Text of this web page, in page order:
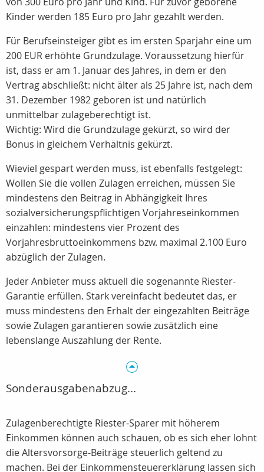
Kinder werden 185 Euro pro Jahr gezahlt werden.
Für Berufseinsteiger gibt es im ersten Sparjahr eine um
200 EUR erhöhte Grundzulage. Voraussetzung hierfür
ist, dass er am 1. Januar des Jahres, in dem er den
Vertrag abschließt: nicht älter als 25 Jahre ist, nach dem
31. Dezember 1982 geboren ist und natürlich
unmittelbar zulageberechtigt ist.
Wichtig: Wird die Grundzulage gekürzt, so wird der
Bonus in gleichem Verhältnis gekürzt.
Wieviel gespart werden muss, ist ebenfalls festgelegt:
Wollen Sie die vollen Zulagen erreichen, müssen Sie
mindestens den Beitrag in Abhängigkeit Ihres
sozialversicherungspflichtigen Vorjahreseinkommen
einzahlen: mindestens vier Prozent des
Vorjahresbruttoeinkommens bzw. maximal 2.100 Euro
abzüglich der Zulagen.
Jeder Anbieter muss aktuell die sogenannte Riester-
Garantie erfüllen. Stark vereinfacht bedeutet das, er
muss mindestens den Erhalt der eingezahlten Beiträge
sowie Zulagen garantieren sowie zusätzlich eine
lebenslange Auszahlung der Rente.
Sonderausgabenabzug...
Zulagenberechtigte Riester-Sparer mit höherem
Einkommen können auch schauen, ob es sich eher lohnt
die Altersvorsorge-Beiträge steuerlich geltend zu
machen. Bei der Einkommensteuererklärung lassen sich